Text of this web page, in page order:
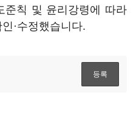
준칙 및 윤리강령에 따라
·수정했습니다.